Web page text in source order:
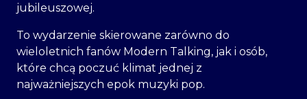
jubileuszowej.
To wydarzenie skierowane zarówno do
wieloletnich fanów Modern Talking, jak i osób,
które chcą poczuć klimat jednej z
najważniejszych epok muzyki pop.